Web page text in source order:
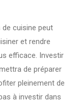
cuisine peut
et rendre
efficace. Investir
de préparer
pleinement de
à investir dans